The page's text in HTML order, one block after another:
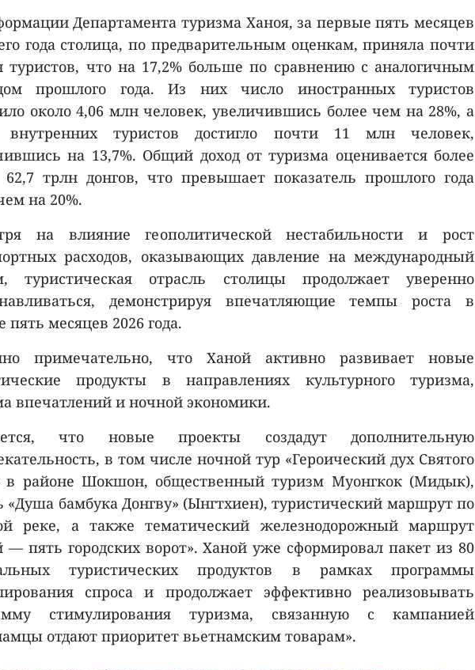
Департамента туризма Ханоя, за первые пять месяцев
года столица, по предварительным оценкам, приняла почти
туристов, что на 17,2% больше по сравнению с аналогичным
прошлого года. Из них число иностранных туристов
около 4,06 млн человек, увеличившись более чем на 28%, а
внутренних туристов достигло почти 11 млн человек,
на 13,7%. Общий доход от туризма оценивается более
трлн донгов, что превышает показатель прошлого года
на 20%.
на влияние геополитической нестабильности и рост
расходов, оказывающих давление на международный
туристическая отрасль столицы продолжает уверенно
демонстрируя впечатляющие темпы роста в
пять месяцев 2026 года.
примечательно, что Ханой активно развивает новые
продукты в направлениях культурного туризма,
впечатлений и ночной экономики.
что новые проекты создадут дополнительную
в том числе ночной тур «Героический дух Святого
в районе Шокшон, общественный туризм Муонгкок (Мидык),
«Душа бамбука Донгву» (Ынгтхиен), туристический маршрут по
реке, а также тематический железнодорожный маршрут
— пять городских ворот». Ханой уже сформировал пакет из 80
туристических продуктов в рамках программы
спроса и продолжает эффективно реализовывать
стимулирования туризма, связанную с кампанией
отдают приоритет вьетнамским товарам».